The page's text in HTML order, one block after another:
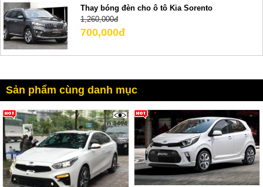
Thay bóng đèn cho ô tô Kia Sorento
1,260,000đ
700,000đ
Sản phẩm cùng danh mục
1464